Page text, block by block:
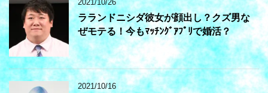
2021/10/26
ラランドニシダ彼女が顔出し？クズ男な
ぜモテる！今もﾏｯﾁﾝｸﾞｱﾌﾟﾘで婚活？
2021/10/16